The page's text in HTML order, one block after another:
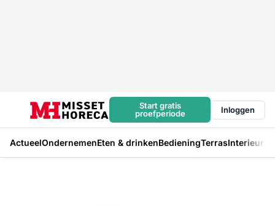
Start gratis
proefperiode
Inloggen
ActueelOndernemenEten & drinkenBedieningTerrasInterieur